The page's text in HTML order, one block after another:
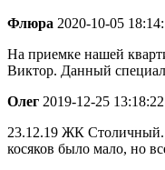
Флюра 2020-10-05
На приемке нашей
Виктор. Данный
Олег 2019-12-25 13:18:22
23.12.19 ЖК
косяков было мало, но